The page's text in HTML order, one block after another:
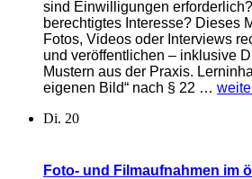
sind Einwilligungen
berechtigtes Interesse? Dieses
Fotos, Videos oder Interviews
und veröffentlichen – inklusive
Mustern aus der Praxis.
eigenen Bild“ nach § 22 …
Di. 20
Foto- und Filmaufnahmen im